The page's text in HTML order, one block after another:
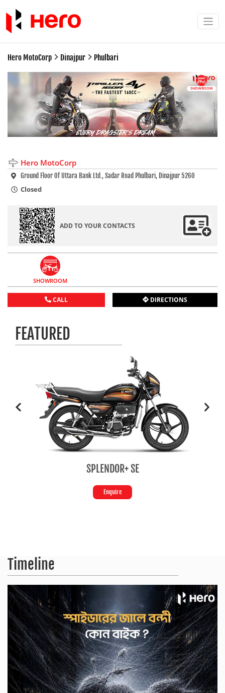
Hero MotoCorp Dinajpur Phulbari
SHOWROOM
Hero MotoCorp
Ground Floor Of Uttara Bank Ltd., Sadar Road Phulbari, Dinajpur 5260
Closed
ADD TO YOUR CONTACTS
SHOWROOM
CALL DIRECTIONS
FEATURED
SPLENDOR+ SE
Enquire
Timeline